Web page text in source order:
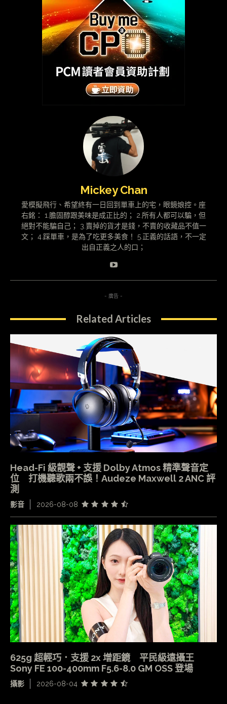
Mickey Chan
愛模擬飛行、希望終有一日回到單車上的宅，眼鏡娘控。座
右銘： 1.膽固醇跟美味是成正比的； 2.所有人都可以騙，但
絕對不能騙自己； 3.賣掉的貨才是錢，不賣的收藏品不值一
文； 4.踩單車，是為了吃更多美食！ 5.正義的話語，不一定
出自正義之人的口；
- 廣告 -
Related Articles
Head-Fi 級靚聲 + 支援 Dolby Atmos 精準聲音定
位 打機聽歌兩不誤！Audeze Maxwell 2 ANC 評
測
影音 2026-08-08
625g 超輕巧．支援 2x 增距鏡 平民級遠攝王
Sony FE 100-400mm F5.6-8.0 GM OSS 登場
攝影 2026-08-04